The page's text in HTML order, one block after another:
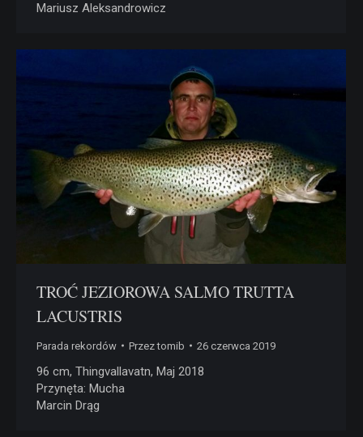
Mariusz Aleksandrowicz
TROĆ JEZIOROWA SALMO TRUTTA
LACUSTRIS
Parada rekordów Przeztomib 26 czerwca 2019
96 cm, Thingvallavatn, Maj 2018
Przynęta: Mucha
Marcin Drąg